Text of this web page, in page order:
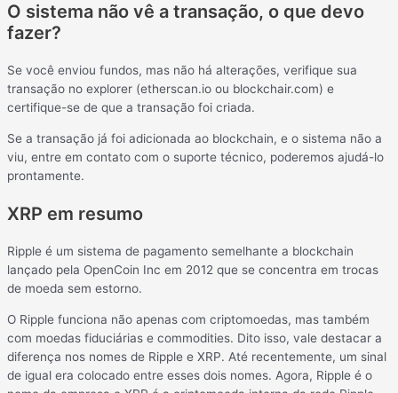
O sistema não vê a transação, o que devo
fazer?
Se você enviou fundos, mas não há alterações, verifique sua
transação no explorer (etherscan.io ou blockchair.com) e
certifique-se de que a transação foi criada.
Se a transação já foi adicionada ao blockchain, e o sistema não a
viu, entre em contato com o suporte técnico, poderemos ajudá-lo
prontamente.
XRP em resumo
Ripple é um sistema de pagamento semelhante a blockchain
lançado pela OpenCoin Inc em 2012 que se concentra em trocas
de moeda sem estorno.
O Ripple funciona não apenas com criptomoedas, mas também
com moedas fiduciárias e commodities. Dito isso, vale destacar a
diferença nos nomes de Ripple e XRP. Até recentemente, um sinal
de igual era colocado entre esses dois nomes. Agora, Ripple é o